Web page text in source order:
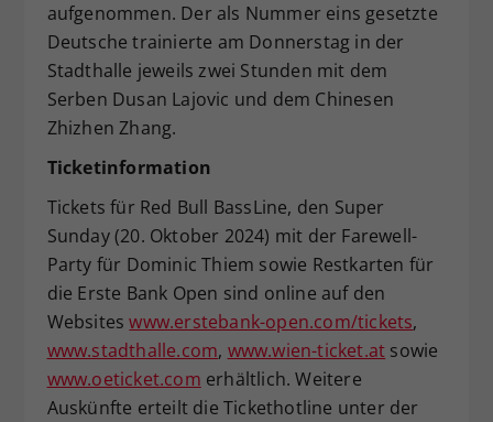
aufgenommen. Der als Nummer eins gesetzte
Deutsche trainierte am Donnerstag in der
Stadthalle jeweils zwei Stunden mit dem
Serben Dusan Lajovic und dem Chinesen
Zhizhen Zhang.
Ticketinformation
Tickets für Red Bull BassLine, den Super
Sunday (20. Oktober 2024) mit der Farewell-
Party für Dominic Thiem sowie Restkarten für
die Erste Bank Open sind online auf den
Websiteswww.erstebank-open.com/tickets,
www.stadthalle.com, www.wien-ticket.at sowie
www.oeticket.com erhältlich. Weitere
Auskünfte erteilt die Tickethotline unter der